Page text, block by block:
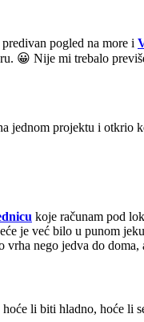
pogled na more i
😀 Nije mi trebalo
jednom projektu i otkrio
koje računam pod
je već bilo u punom
nego jedva do
li biti hladno, hoće